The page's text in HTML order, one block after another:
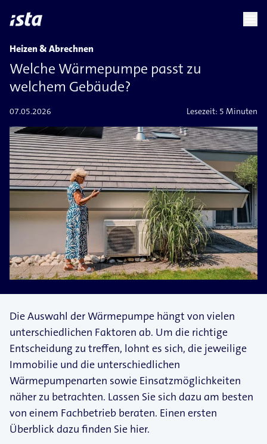
languagechevron_right
Heizen & Abrechnen
Welche Wärmepumpe passt zu
welchem Gebäude?
07.05.2026 Lesezeit: 5 Minuten
Die Auswahl der Wärmepumpe hängt von vielen
unterschiedlichen Faktoren ab. Um die richtige
Entscheidung zu treffen, lohnt es sich, die jeweilige
Immobilie und die unterschiedlichen
Wärmepumpenarten sowie Einsatzmöglichkeiten
näher zu betrachten. Lassen Sie sich dazu am besten
von einem Fachbetrieb beraten. Einen ersten
Überblick dazu finden Sie hier.